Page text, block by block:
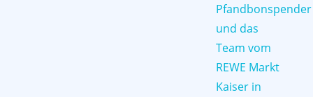
Pfandbonspender
und das
Team vom
REWE Markt
Kaiser in